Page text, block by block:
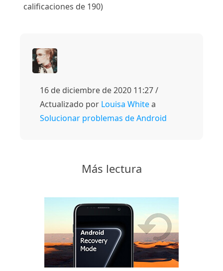
calificaciones de 190)
16 de diciembre de 2020 11:27 /
Actualizado por Louisa Whitea
Solucionar problemas de Android
Más lectura